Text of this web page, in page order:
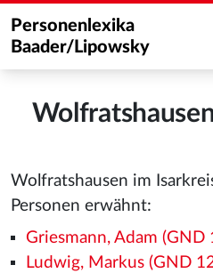
Personenlexika
Baader/Lipowsky
Wolfratshausen im
Personen erwähnt:
Griesmann, Adam (GND
Ludwig, Markus (GND